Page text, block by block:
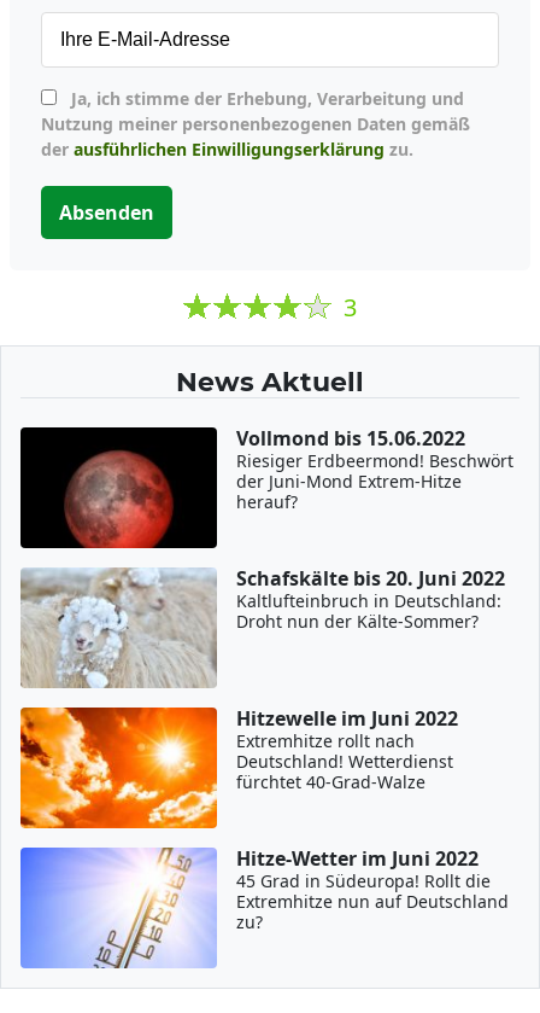
Nutzung meiner personenbezogenen Daten gemäß
der ausführlichen Einwilligungserklärung zu.
Absenden
3
News Aktuell
Vollmond bis 15.06.2022
Riesiger Erdbeermond! Beschwört
der Juni-Mond Extrem-Hitze
herauf?
Schafskälte bis 20. Juni 2022
Kaltlufteinbruch in Deutschland:
Droht nun der Kälte-Sommer?
Hitzewelle im Juni 2022
Extremhitze rollt nach
Deutschland! Wetterdienst
fürchtet 40-Grad-Walze
Hitze-Wetter im Juni 2022
45 Grad in Südeuropa! Rollt die
Extremhitze nun auf Deutschland
zu?